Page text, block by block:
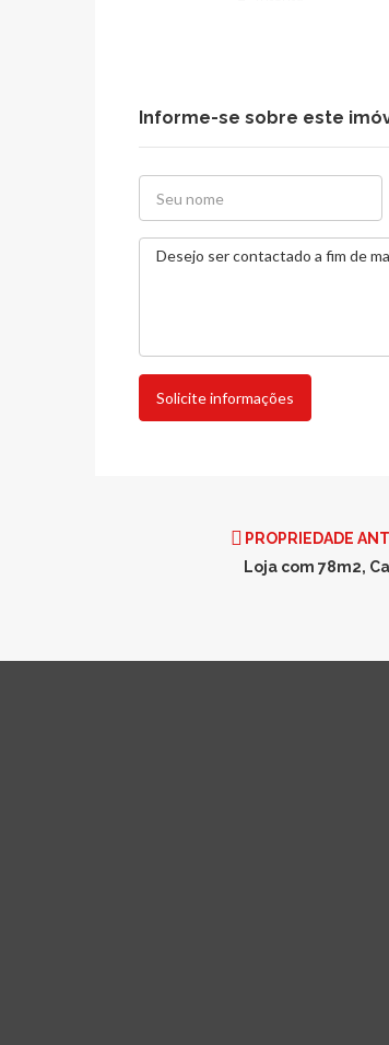
Informe-se sobre este
Solicite informações
PROPRIEDADE
Loja com 78m2,